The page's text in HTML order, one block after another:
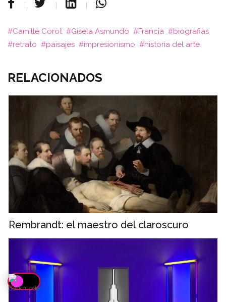
Camille Corot Gisela Asmundo Francia
biografias
retrato
paisajes impresionismo historia del arte
RELACIONADOS
Rembrandt: el maestro del claroscuro